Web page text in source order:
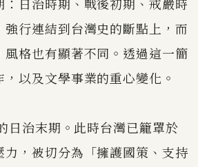
行連結到台灣史的斷點上，而
格也有顯著不同。透過這一簡
以及文學事業的重心變化。
日治末期。此時台灣已籠罩於
，被切分為「擁護國策、支持